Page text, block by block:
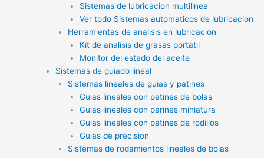
Sistemas de lubricacion multilinea
Ver todo Sistemas automaticos de lubricacion
Herramientas de analisis en lubricacion
Kit de analisis de grasas portatil
Monitor del estado del aceite
Sistemas de guiado lineal
Sistemas lineales de guias y patines
Guias lineales con patines de bolas
Guias lineales con parines miniatura
Guias lineales con patines de rodillos
Guias de precision
Sistemas de rodamientos lineales de bolas